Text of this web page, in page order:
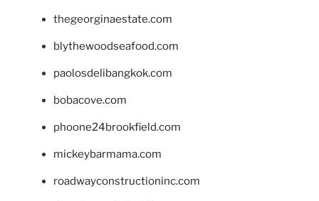
thegeorginaestate.com
blythewoodseafood.com
paolosdelibangkok.com
bobacove.com
phoone24brookfield.com
mickeybarmama.com
roadwayconstructioninc.com